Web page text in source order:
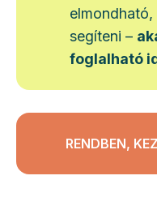
segíteni –
foglalható
RENDBEN,